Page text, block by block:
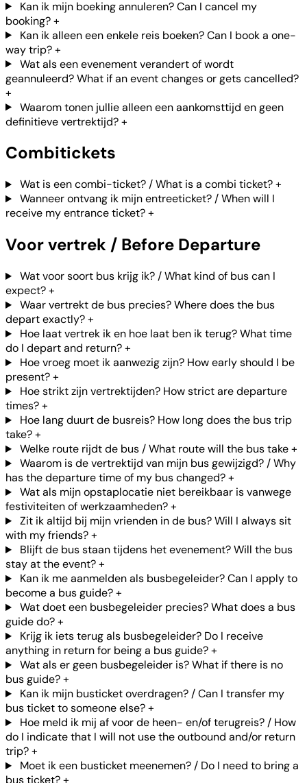
Kan ik mijn boeking annuleren? Can I cancel my
booking?+
Kan ik alleen een enkele reis boeken? Can I book a one-
way trip?+
Wat als een evenement verandert of wordt
geannuleerd? What if an event changes or gets cancelled?
+
Waarom tonen jullie alleen een aankomsttijd en geen
definitieve vertrektijd?+
Combitickets
Wat is een combi-ticket? / What is a combi ticket?+
Wanneer ontvang ik mijn entreeticket? / When will I
receive my entrance ticket?+
Voor vertrek / Before Departure
Wat voor soort bus krijg ik? / What kind of bus can I
expect?+
Waar vertrekt de bus precies? Where does the bus
depart exactly?+
Hoe laat vertrek ik en hoe laat ben ik terug? What time
do I depart and return?+
Hoe vroeg moet ik aanwezig zijn? How early should I be
present?+
Hoe strikt zijn vertrektijden? How strict are departure
times?+
Hoe lang duurt de busreis? How long does the bus trip
take?+
Welke route rijdt de bus / What route will the bus take+
Waarom is de vertrektijd van mijn bus gewijzigd? / Why
has the departure time of my bus changed?+
Wat als mijn opstaplocatie niet bereikbaar is vanwege
festiviteiten of werkzaamheden?+
Zit ik altijd bij mijn vrienden in de bus? Will I always sit
with my friends?+
Blijft de bus staan tijdens het evenement? Will the bus
stay at the event?+
Kan ik me aanmelden als busbegeleider? Can I apply to
become a bus guide?+
Wat doet een busbegeleider precies? What does a bus
guide do?+
Krijg ik iets terug als busbegeleider? Do I receive
anything in return for being a bus guide?+
Wat als er geen busbegeleider is? What if there is no
bus guide?+
Kan ik mijn busticket overdragen? / Can I transfer my
bus ticket to someone else?+
Hoe meld ik mij af voor de heen- en/of terugreis? / How
do I indicate that I will not use the outbound and/or return
trip?+
Moet ik een busticket meenemen? / Do I need to bring a
bus ticket?+